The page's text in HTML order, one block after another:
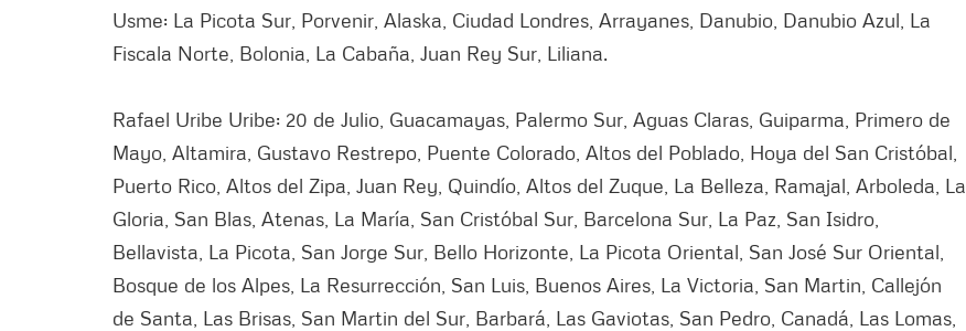
Usme: La Picota Sur, Porvenir, Alaska, Ciudad Londres, Arrayanes, Danubio, Danubio Azul, La
Fiscala Norte, Bolonia, La Cabaña, Juan Rey Sur, Liliana.
Rafael Uribe Uribe: 20 de Julio, Guacamayas, Palermo Sur, Aguas Claras, Guiparma, Primero de
Mayo, Altamira, Gustavo Restrepo, Puente Colorado, Altos del Poblado, Hoya del San Cristóbal,
Puerto Rico, Altos del Zipa, Juan Rey, Quindío, Altos del Zuque, La Belleza, Ramajal, Arboleda, La
Gloria, San Blas, Atenas, La María, San Cristóbal Sur, Barcelona Sur, La Paz, San Isidro,
Bellavista, La Picota, San Jorge Sur, Bello Horizonte, La Picota Oriental, San José Sur Oriental,
Bosque de los Alpes, La Resurrección, San Luis, Buenos Aires, La Victoria, San Martin, Callejón
de Santa, Las Brisas, San Martin del Sur, Barbará, Las Gaviotas, San Pedro, Canadá, Las Lomas,